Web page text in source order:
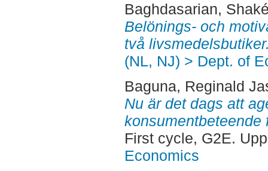
Baghdasarian,
Belönings- och
två
(NL, NJ) > Dept. of
Baguna, Reginald
Nu är det dags att
konsumentbeteende
First cycle, G2E.
Economics